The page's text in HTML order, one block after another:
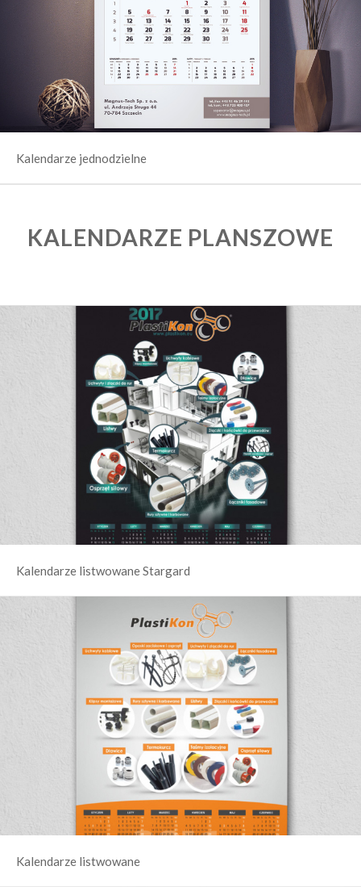
Kalendarze jednodzielne
KALENDARZE PLANSZOWE
Kalendarze listwowane Stargard
Kalendarze listwowane